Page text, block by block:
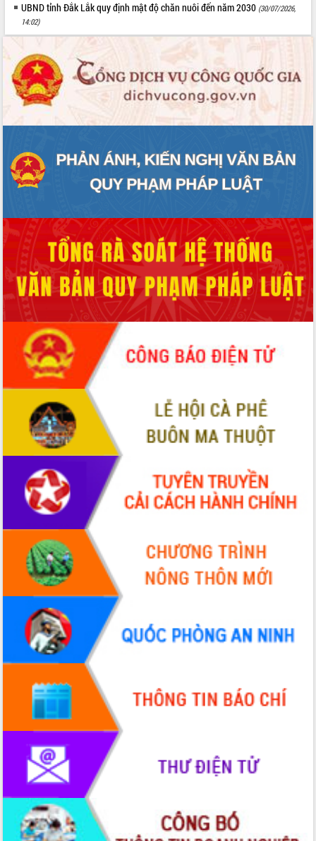
Lắk
Khơi thông điểm nghẽn, đẩy nhanh
HĐND tỉnh thông qua điều chỉnh Quy
hoạch tỉnh thời kỳ 2021-2030
Hội thảo góp ý hồ sơ điều chỉnh quy
hoạch tỉnh Đắk Lắk thời kỳ 2021-2030,
tầm nhìn đến năm 2050
doanh nghiệp nhà nước
Hội nghị triển khai kết nối mạng
truyền số liệu chuyên dùng phục vụ cơ
Lễ phát động chuỗi hoạt động chung
tay làm sạch môi trường
Xã Ea Kar bước chuyển mình trong
công tác cải cách hành chính mô hình
mới
UBND tỉnh họp báo định kỳ tháng 4
năm 2026
Hội thảo khoa học “Giải pháp thúc đẩy
phát triển nền kinh tế xanh tại tỉnh
Đắk Lắk”
Tăng cường giám sát, đôn đốc thực
hiện nhiệm vụ quản lý tài sản công
hàng tuần
Tháo gỡ những vướng mắc, đẩy mạnh
công tác cải cách thủ tục hành chính
tại Trung tâm Phục vụ hành chính
Đắk Lắk: Tôn vinh 46 giải pháp tại Hội
thi Sáng tạo Kỹ thuật 2024 - 2025
Đắk Lắk rà soát, điều chỉnh Đề án 190
về phát triển nuôi trồng thủy sản
Phó Chủ tịch UBND tỉnh Đắk Lắk
Trương Công Thái kiểm tra thực địa
Dự án cao tốc Khánh Hòa - Buôn Ma
Định vị cà phê Việt Nam như một “di
sản sống” trong dòng chảy toàn cầu
Xây dựng nông thôn mới: Nâng cao đời
sống người dân từ những mô hình thiết
thực
Quyết liệt tháo gỡ vướng mắc, đẩy
nhanh tiến độ các dự án trọng điểm
trong Khu kinh tế Nam Phú Yên
Hòn Yến phát triển du lịch gắn với bảo
tồn biển
Lấy ý kiến điều chỉnh Quy hoạch tỉnh
Đắk Lắk thời kỳ 2021-2030, tầm nhìn
đến năm 2050
Phát động chiến dịch 30 ngày đêm
giải phóng mặt bằng Tuyến đường bộ
ven biển
UBND tỉnh Đắk Lắk quy định mật độ chăn nuôi đến năm 2030 (30/07/2026,
14:02)